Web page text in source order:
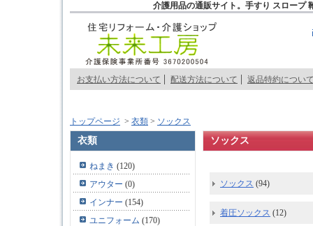
介護用品の通販サイト。手すり スロープ
お支払い方法について 配送方法について 返品特約につい
トップページ > 衣類 > ソックス
衣類
ねまき (120)
アウター (0)
インナー (154)
ユニフォーム (170)
ソックス
ソックス (94)
着圧ソックス (12)